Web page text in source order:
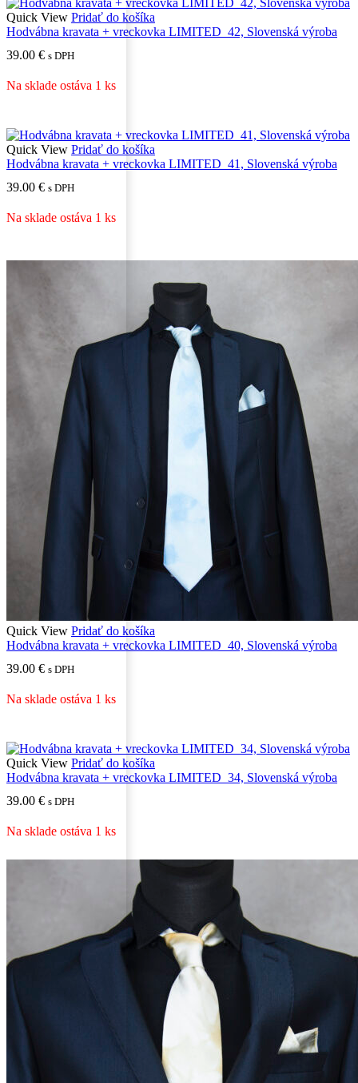
Quick View Pridať do košíka
Hodvábna kravata + vreckovka LIMITED_42, Slovenská výroba
39.00 € s DPH
Na sklade ostáva 1 ks
Quick View Pridať do košíka
Hodvábna kravata + vreckovka LIMITED_41, Slovenská výroba
39.00 € s DPH
Na sklade ostáva 1 ks
Quick View Pridať do košíka
Hodvábna kravata + vreckovka LIMITED_40, Slovenská výroba
39.00 € s DPH
Na sklade ostáva 1 ks
Quick View Pridať do košíka
Hodvábna kravata + vreckovka LIMITED_34, Slovenská výroba
39.00 € s DPH
Na sklade ostáva 1 ks